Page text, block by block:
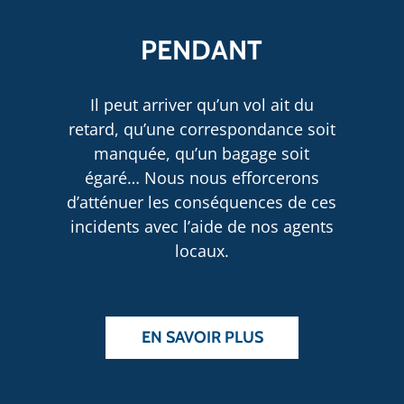
PENDANT
Il peut arriver qu’un vol ait du
retard, qu’une correspondance soit
manquée, qu’un bagage soit
égaré… Nous nous efforcerons
d’atténuer les conséquences de ces
incidents avec l’aide de nos agents
locaux.
EN SAVOIR PLUS